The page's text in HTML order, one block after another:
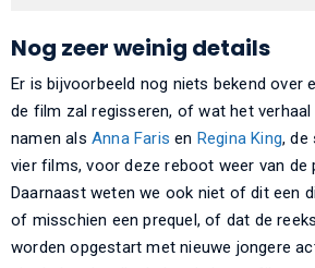
Nog zeer weinig details
Er is bijvoorbeeld nog niets bekend over
de film zal regisseren, of wat het
namen als Anna Faris en Regina King, de
vier films, voor deze reboot weer van de
Daarnaast weten we ook niet of dit een
of misschien een prequel, of dat de
worden opgestart met nieuwe jongere